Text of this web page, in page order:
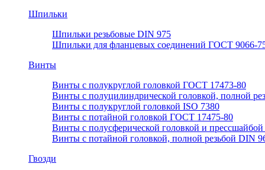
Шпильки
Шпильки резьбовые DIN 975
Шпильки для фланцевых соединений ГОСТ 9066-
Винты
Винты с полукруглой головкой ГОСТ 17473-80
Винты с полуцилиндрической головкой, полной
Винты с полукруглой головкой ISO 7380
Винты с потайной головкой ГОСТ 17475-80
Винты с полусферической головкой и
Винты с потайной головкой, полной резьбой DIN
Гвозди